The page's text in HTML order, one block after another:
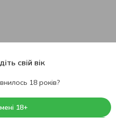
404
свій вік
18 років?
18+